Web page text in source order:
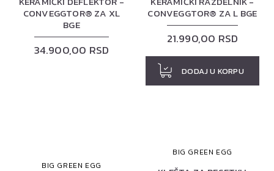
CONVEGGTOR® ZA XL
BGE
34.900,00 RSD
CONVEGGTOR® ZA L BGE
21.990,00 RSD
DODAJ U KORPU
BIG GREEN EGG
BIG GREEN EGG